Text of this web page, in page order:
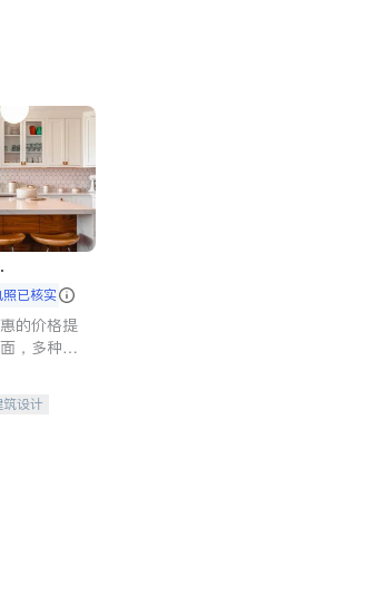
照已核实
的价格提
，多种优
。
筑设计